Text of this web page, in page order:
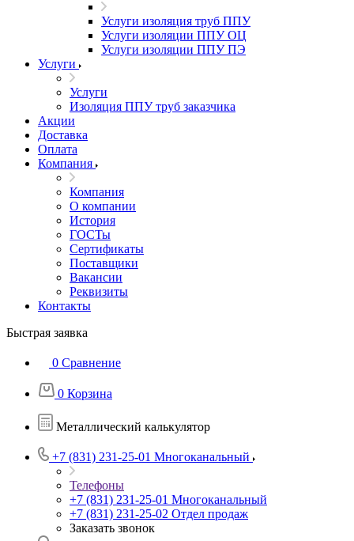
Услуги изоляция труб ППУ
Услуги изоляции ППУ ОЦ
Услуги изоляции ППУ ПЭ
Услуги
Услуги
Изоляция ППУ труб заказчика
Акции
Доставка
Оплата
Компания
Компания
О компании
История
ГОСТы
Сертификаты
Поставщики
Вакансии
Реквизиты
Контакты
Быстрая заявка
0 Сравнение
0 Корзина
Металлический калькулятор
+7 (831) 231-25-01 Многоканальный
Телефоны
+7 (831) 231-25-01 Многоканальный
+7 (831) 231-25-02 Отдел продаж
Заказать звонок